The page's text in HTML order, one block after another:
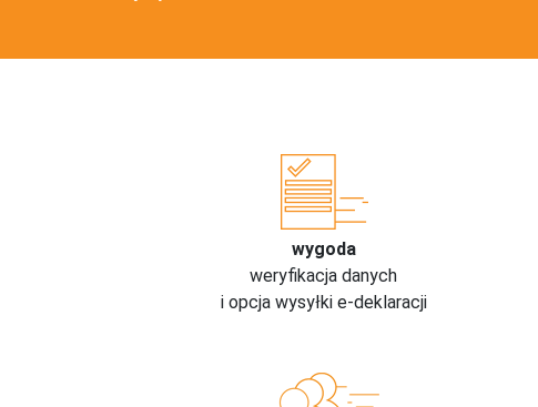
wygoda
weryfikacja danych
i opcja wysyłki e-deklaracji